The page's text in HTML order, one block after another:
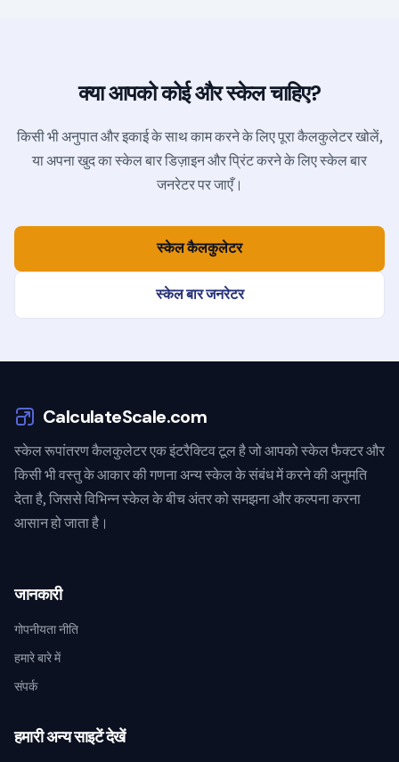
क्या आपको कोई और स्केल चाहिए?
किसी भी अनुपात और इकाई के साथ काम करने के लिए पूरा कैलकुलेटर खोलें,
या अपना खुद का स्केल बार डिज़ाइन और प्रिंट करने के लिए स्केल बार
जनरेटर पर जाएँ।
स्केल कैलकुलेटर
स्केल बार जनरेटर
CalculateScale.com
स्केल रूपांतरण कैलकुलेटर एक इंटरैक्टिव टूल है जो आपको स्केल फैक्टर और
किसी भी वस्तु के आकार की गणना अन्य स्केल के संबंध में करने की अनुमति
देता है, जिससे विभिन्न स्केल के बीच अंतर को समझना और कल्पना करना
आसान हो जाता है।
जानकारी
गोपनीयता नीति
हमारे बारे में
संपर्क
हमारी अन्य साइटें देखें